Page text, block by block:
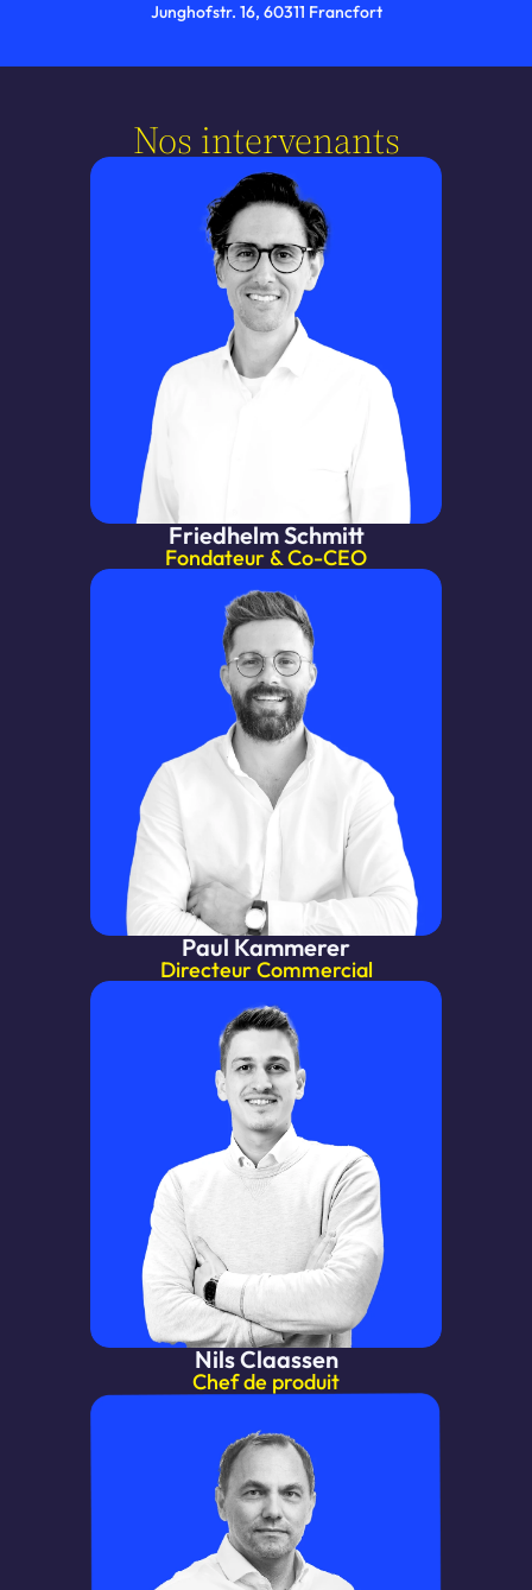
Junghofstr. 16, 60311 Francfort
Nos intervenants
Friedhelm Schmitt
Fondateur & Co-CEO
Paul Kammerer
Directeur Commercial
Nils Claassen
Chef de produit